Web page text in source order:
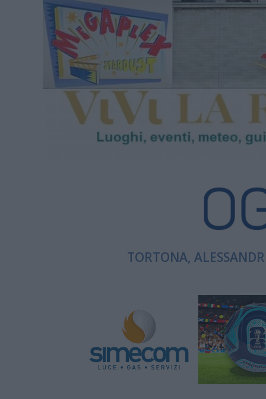
TORTONA,